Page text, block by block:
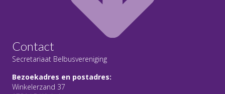
Contact
Secretariaat Belbusvereniging
Bezoekadres en postadres:
Winkelerzand 37